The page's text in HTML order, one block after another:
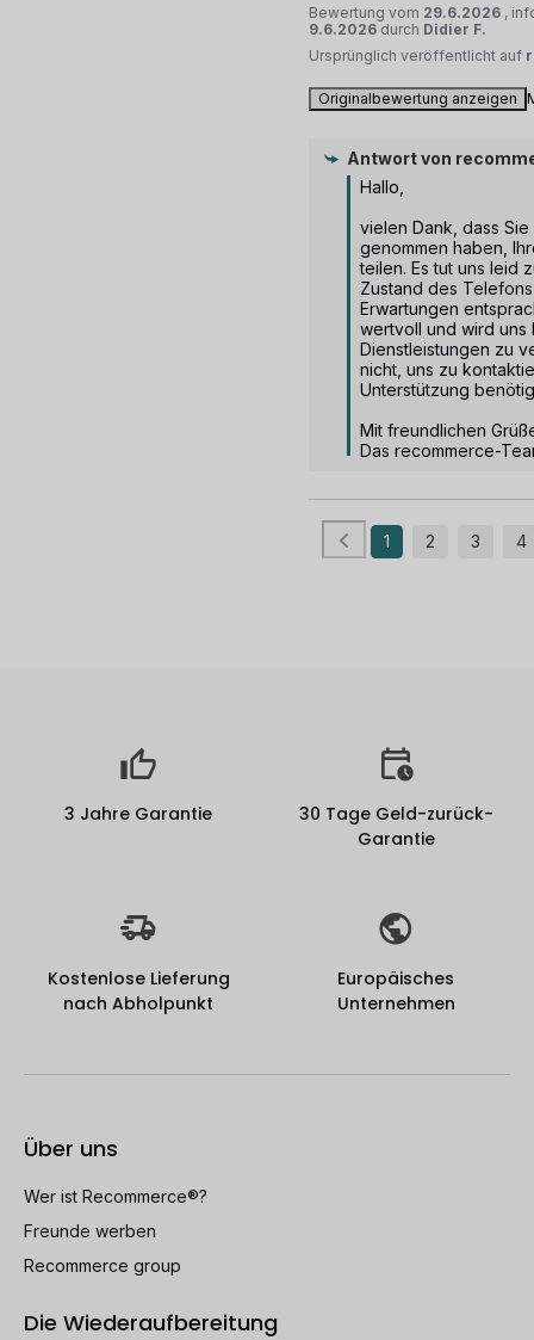
Bewertung vom 29.6.2026 ,
9.6.2026 durch Didier F.
Ursprünglich veröffentlicht auf
Originalbewertung anzeigen
Antwort von
Hallo,
vielen Dank, dass
genommen haben,
teilen. Es tut uns leid
Zustand des
Erwartungen
wertvoll und wird uns
Dienstleistungen zu
nicht, uns zu
Unterstützung
Mit freundlichen
Das recommerce-
1 2 3 4
3 Jahre Garantie
30 Tage Geld-zurück-
Garantie
Kostenlose Lieferung
nach Abholpunkt
Europäisches
Unternehmen
Über uns
Wer ist Recommerce®?
Freunde werben
Recommerce group
Die Wiederaufbereitung